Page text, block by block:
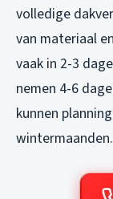
volledige
van materiaal
vaak in 2-3
nemen 4-6
kunnen
wintermaanden.